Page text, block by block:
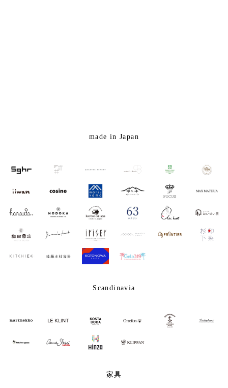
made in Japan
Scandinavia
家具